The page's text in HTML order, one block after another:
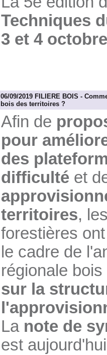
Techniques
3 et 4
06/09/2019 FILIERE BOIS -
bois des territoires ?
Afin de
pour
des
difficultéet
territoires,
forestières
le cadre de
régionale
sur la
La note de
est